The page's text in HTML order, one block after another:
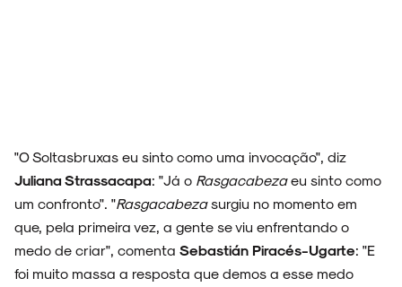
"O Soltasbruxas eu sinto como uma invocação", diz
Juliana Strassacapa: "Já o Rasgacabezaeu sinto como
um confronto". "Rasgacabezasurgiu no momento em
que, pela primeira vez, a gente se viu enfrentando o
medo de criar", comenta Sebastián Piracés-Ugarte: "E
foi muito massa a resposta que demos a esse medo